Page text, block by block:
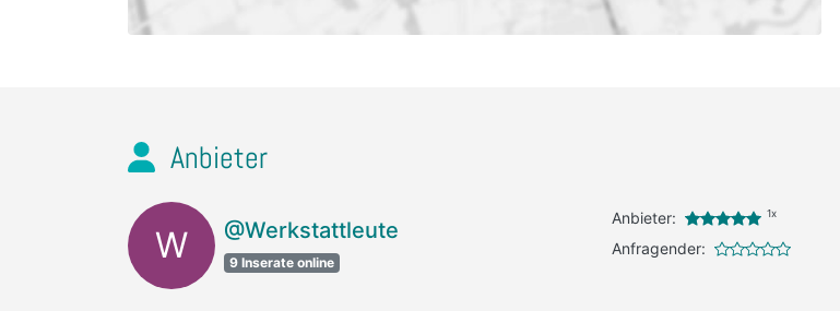
Anbieter
W @Werkstattleute
9 Inserate online
Anbieter: 1x
Anfragender: